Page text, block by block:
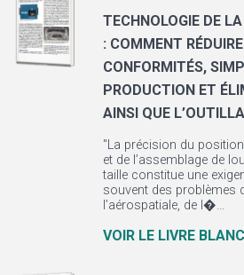
TECHNOLOGIE DE
: COMMENT
CONFORMITÉS,
PRODUCTION ET
AINSI QUE
"La précision du
et de l’assemblage de
taille constitue une
souvent des problèmes
l’aérospatiale, de l�...
VOIR LE LIVRE